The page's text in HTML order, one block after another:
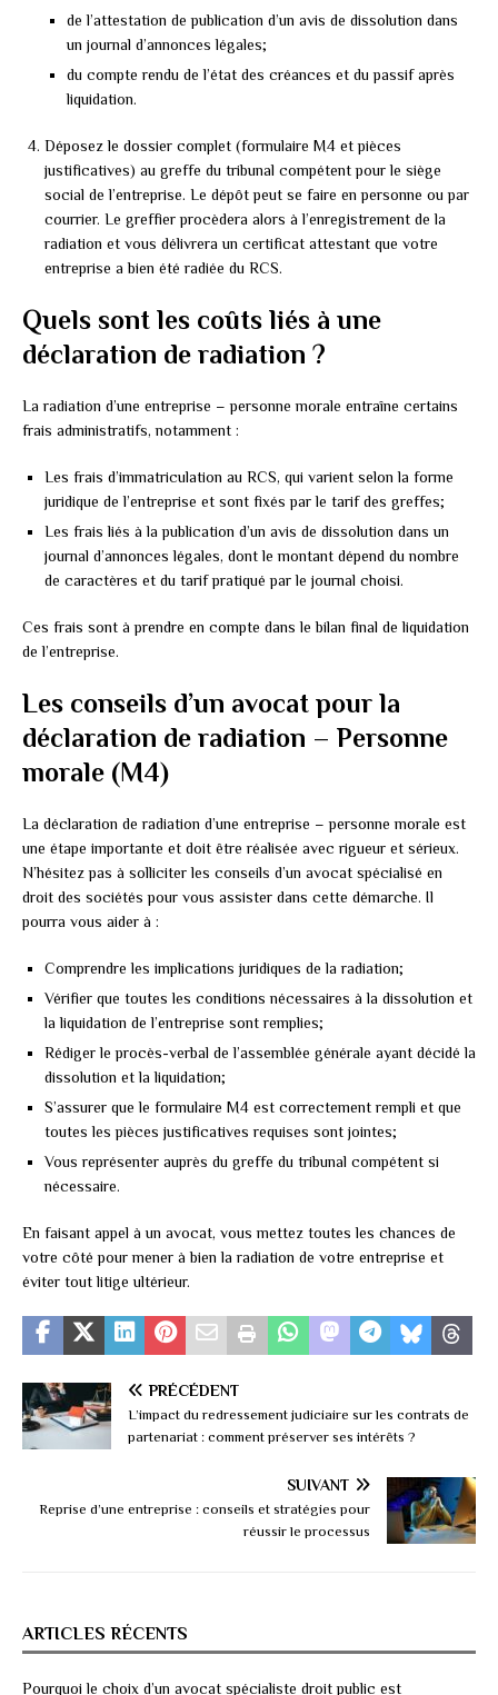
de l’attestation de publication d’un avis de dissolution dans
un journal d’annonces légales;
du compte rendu de l’état des créances et du passif après
liquidation.
Déposez le dossier complet (formulaire M4 et pièces
justificatives) au greffe du tribunal compétent pour le siège
social de l’entreprise. Le dépôt peut se faire en personne ou par
courrier. Le greffier procèdera alors à l’enregistrement de la
radiation et vous délivrera un certificat attestant que votre
entreprise a bien été radiée du RCS.
Quels sont les coûts liés à une
déclaration de radiation ?
La radiation d’une entreprise – personne morale entraîne certains
frais administratifs, notamment :
Les frais d’immatriculation au RCS, qui varient selon la forme
juridique de l’entreprise et sont fixés par le tarif des greffes;
Les frais liés à la publication d’un avis de dissolution dans un
journal d’annonces légales, dont le montant dépend du nombre
de caractères et du tarif pratiqué par le journal choisi.
Ces frais sont à prendre en compte dans le bilan final de liquidation
de l’entreprise.
Les conseils d’un avocat pour la
déclaration de radiation – Personne
morale (M4)
La déclaration de radiation d’une entreprise – personne morale est
une étape importante et doit être réalisée avec rigueur et sérieux.
N’hésitez pas à solliciter les conseils d’un avocat spécialisé en
droit des sociétés pour vous assister dans cette démarche. Il
pourra vous aider à :
Comprendre les implications juridiques de la radiation;
Vérifier que toutes les conditions nécessaires à la dissolution et
la liquidation de l’entreprise sont remplies;
Rédiger le procès-verbal de l’assemblée générale ayant décidé la
dissolution et la liquidation;
S’assurer que le formulaire M4 est correctement rempli et que
toutes les pièces justificatives requises sont jointes;
Vous représenter auprès du greffe du tribunal compétent si
nécessaire.
En faisant appel à un avocat, vous mettez toutes les chances de
votre côté pour mener à bien la radiation de votre entreprise et
éviter tout litige ultérieur.
PRÉCÉDENT
L’impact du redressement judiciaire sur les contrats de
partenariat : comment préserver ses intérêts ?
SUIVANT
Reprise d’une entreprise : conseils et stratégies pour
réussir le processus
ARTICLES RÉCENTS
Pourquoi le choix d’un avocat spécialiste droit public est